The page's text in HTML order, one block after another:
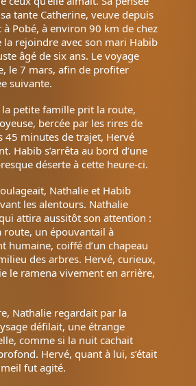
tante Catherine, veuve depuis
Pobé, à environ 90 km de chez
la rejoindre avec son mari Habib
âgé de six ans. Le voyage
le 7 mars, afin de profiter
suivante.
la petite famille prit la route,
bercée par les rires de
45 minutes de trajet, Hervé
Habib s’arrêta au bord d’une
déserte à cette heure-ci.
Nathalie et Habib
les alentours. Nathalie
attira aussitôt son attention :
route, un épouvantail à
humaine, coiffé d’un chapeau
des arbres. Hervé, curieux,
le ramena vivement en arrière,
Nathalie regardait par la
défilait, une étrange
comme si la nuit cachait
Hervé, quant à lui, s’était
fut agité.